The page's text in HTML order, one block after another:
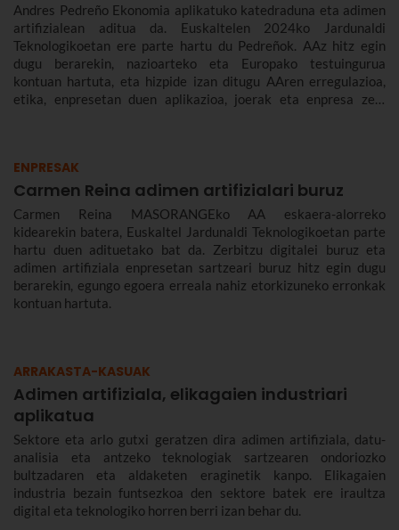
Andres Pedreño Ekonomia aplikatuko katedraduna eta adimen
artifizialean aditua da. Euskaltelen 2024ko Jardunaldi
Teknologikoetan ere parte hartu du Pedreñok. AAz hitz egin
dugu berarekin, nazioarteko eta Europako testuingurua
kontuan hartuta, eta hizpide izan ditugu AAren erregulazioa,
etika, enpresetan duen aplikazioa, joerak eta enpresa zein
ENPRESAK
Carmen Reina adimen artifizialari buruz
Carmen Reina MASORANGEko AA eskaera-alorreko
kidearekin batera, Euskaltel Jardunaldi Teknologikoetan parte
hartu duen adituetako bat da. Zerbitzu digitalei buruz eta
adimen artifiziala enpresetan sartzeari buruz hitz egin dugu
berarekin, egungo egoera erreala nahiz etorkizuneko erronkak
kontuan hartuta.
ARRAKASTA-KASUAK
Adimen artifiziala, elikagaien industriari
aplikatua
Sektore eta arlo gutxi geratzen dira adimen artifiziala, datu-
analisia eta antzeko teknologiak sartzearen ondoriozko
bultzadaren eta aldaketen eraginetik kanpo. Elikagaien
industria bezain funtsezkoa den sektore batek ere iraultza
digital eta teknologiko horren berri izan behar du.